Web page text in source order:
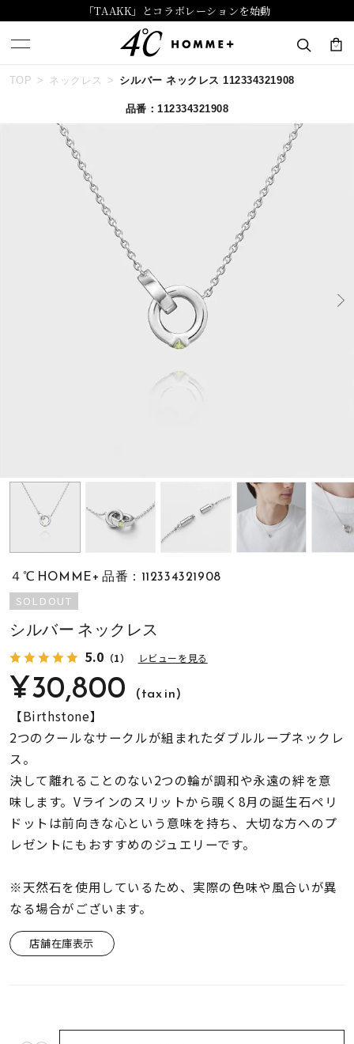
「TAAKK」とコラボレーションを始動
キーワードで検索する
人気検索キーワード
#ハーフエタニティリング #エタニティ
#ダイヤモンド ネックレス
誕生石
石の色
ト
着用シーン
コレクション
レディース
リングサイズ
～
メンズ
リングサイズ
在庫ありのみ すべて表示
TOP ネックレス シルバー ネックレス 112334321908
品番：112334321908
４℃ HOMME+ 品番：112334321908
SOLDOUT
シルバー ネックレス
5.0 （1） レビューを見る
¥30,800 (tax in)
【Birthstone】
2つのクールなサークルが組まれたダブルループネックレ
ス。
決して離れることのない2つの輪が調和や永遠の絆を意
味します。Vラインのスリットから覗く8月の誕生石ペリ
ドットは前向きな心という意味を持ち、大切な方へのプ
レゼントにもおすすめのジュエリーです。
※天然石を使用しているため、実際の色味や風合いが異
なる場合がございます。
店舗在庫表示